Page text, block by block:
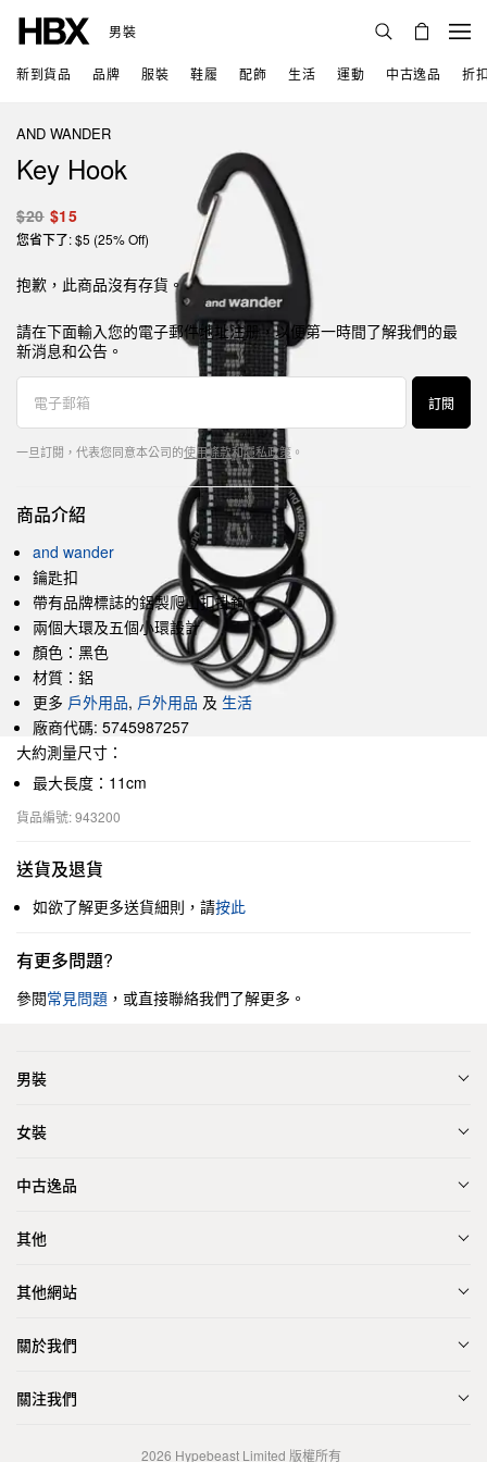
男裝
新到貨品 品牌 服裝 鞋履 配飾 生活 運動 中古逸品 折
AND WANDER
Key Hook
$20 $15
您省下了: $5 (25% Off)
抱歉，此商品沒有存貨。
請在下面輸入您的電子郵件地址注册，以便第一時間了解我們的最
新消息和公告。
訂閱
一旦訂閱，代表您同意本公司的使用條款和隱私政策 。
商品介紹
and wander
鑰匙扣
帶有品牌標誌的鋁製爬山扣掛鉤
兩個大環及五個小環設計
顏色：黑色
材質：鋁
更多 戶外用品, 戶外用品 及 生活
廠商代碼: 5745987257
大約測量尺寸：
最大長度：11cm
貨品編號: 943200
送貨及退貨
如欲了解更多送貨細則，請按此
有更多問題?
參閱常見問題 ，或直接聯絡我們了解更多。
男裝
女裝
中古逸品
其他
其他網站
關於我們
關注我們
2026 Hypebeast Limited 版權所有